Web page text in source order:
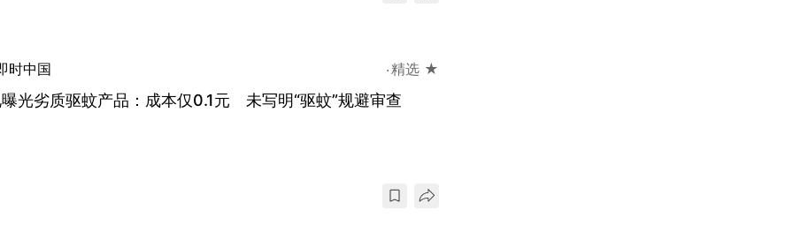
时中国 精选 ★
光劣质驱蚊产品：成本仅0.1元 未写明“驱蚊”规避审查